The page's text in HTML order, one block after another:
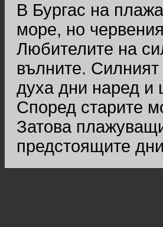
В Бургас на
море, но
Любителите на
вълните.
духа дни наред и
Според старите
Затова
предстоящите